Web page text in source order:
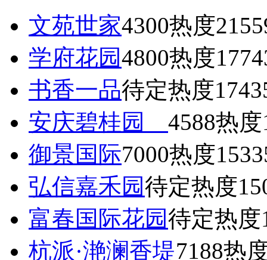
文苑世家4300热度
学府花园4800热度
书香一品待定热度
安庆碧桂园 4588热度
御景国际7000热度
弘信嘉禾园待定热度
富春国际花园待定热度
杭派·滟澜香堤7188热